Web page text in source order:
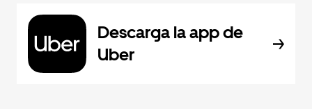
Descarga la app de
Uber